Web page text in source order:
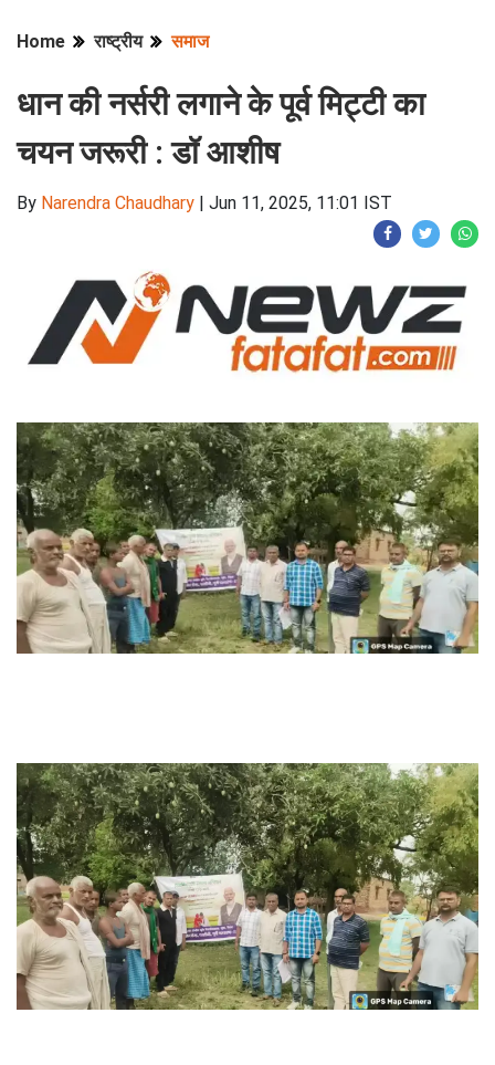
Home राष्ट्रीय समाज
धान की नर्सरी लगाने के पूर्व मिट्टी का
चयन जरूरी : डॉ आशीष
By Narendra Chaudhary | Jun 11, 2025, 11:01 IST